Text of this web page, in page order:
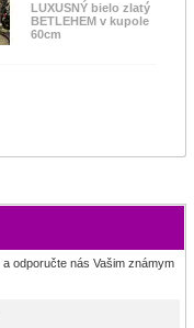
LUXUSNÝ bielo zlatý
BETLEHEM v kupole
60cm
odporučte nás Vašim známym